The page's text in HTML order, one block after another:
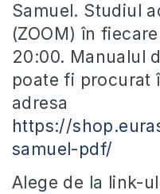
Samuel. Studiul
(ZOOM) în
20:00. Manualul
poate fi procurat
adresa
https://
samuel-pdf/
Alege de la link-